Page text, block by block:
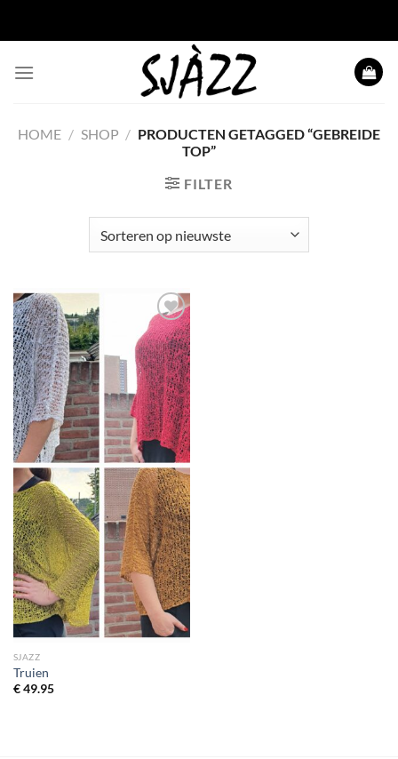
HOME / SHOP / PRODUCTEN GETAGGED “GEBREIDE
TOP”
FILTER
Toevoegen
aan
wenslijst
SJAZZ
Truien
€49.95